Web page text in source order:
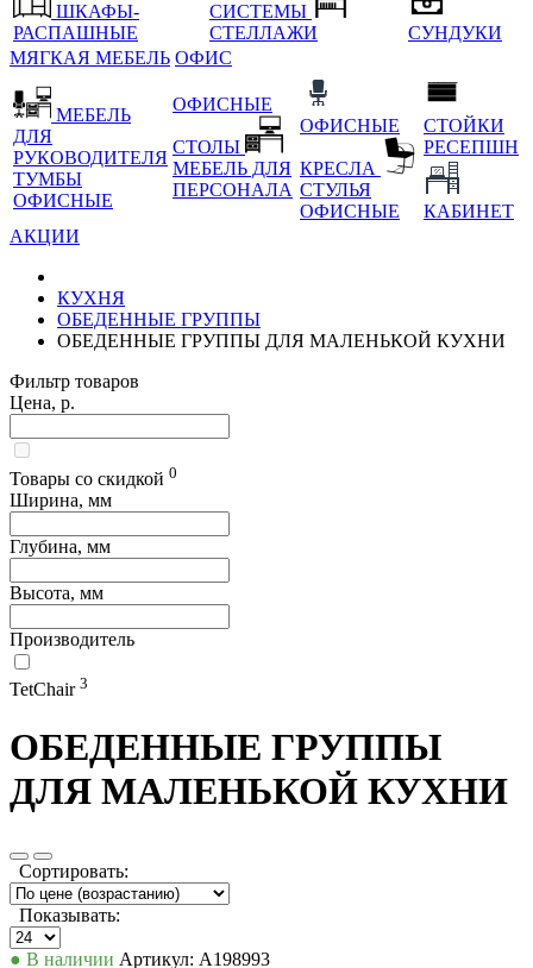
ШКАФЫ-
РАСПАШНЫЕ
СИСТЕМЫ
СТЕЛЛАЖИ
СУНДУКИ
МЯГКАЯ МЕБЕЛЬ ОФИС
МЕБЕЛЬ
ДЛЯ
РУКОВОДИТЕЛЯ
ТУМБЫ
ОФИСНЫЕ
ОФИСНЫЕ
СТОЛЫ
МЕБЕЛЬ ДЛЯ
ПЕРСОНАЛА
ОФИСНЫЕ
КРЕСЛА
СТУЛЬЯ
ОФИСНЫЕ
СТОЙКИ
РЕСЕПШН
КАБИНЕТ
АКЦИИ
КУХНЯ
ОБЕДЕННЫЕ ГРУППЫ
ОБЕДЕННЫЕ ГРУППЫ ДЛЯ МАЛЕНЬКОЙ КУХНИ
Фильтр товаров
Цена, р.
Товары со скидкой 0
Ширина, мм
Глубина, мм
Высота, мм
Производитель
TetChair 3
ОБЕДЕННЫЕ ГРУППЫ
ДЛЯ МАЛЕНЬКОЙ КУХНИ
Сортировать:
Показывать:
● В наличии Артикул: А198993